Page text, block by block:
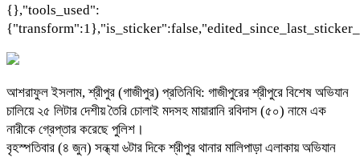
{},"tools_used":
আশরাফুল ইসলাম, শ্রীপুর (গাজীপুর) প্রতিনিধি: গাজীপুরের শ্রীপুরে বিশেষ অভিযান
চালিয়ে ২৫ লিটার দেশীয় তৈরি চোলাই মদসহ মায়ারানি রবিদাস (৫০) নামে এক
নারীকে গ্রেপ্তার করেছে পুলিশ।
বৃহস্পতিবার (৪ জুন) সন্ধ্যা ৬টার দিকে শ্রীপুর থানার মালিপাড়া এলাকায় অভিযান